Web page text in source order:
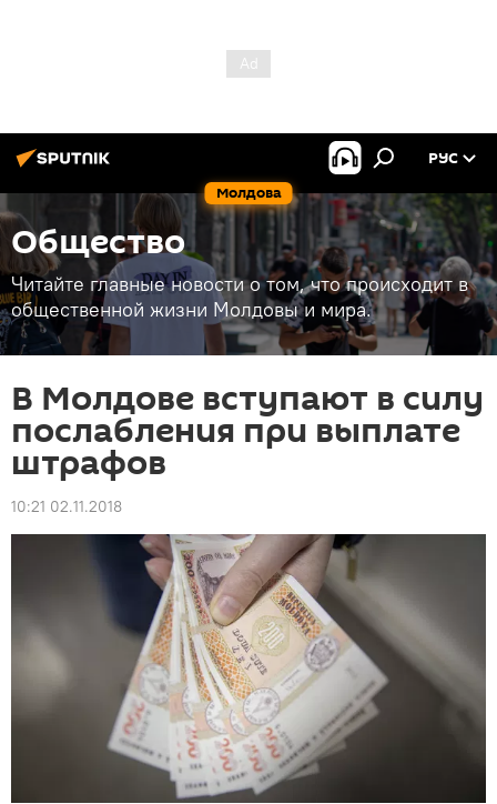
Молдова
РУС
Общество
Читайте главные новости о том, что происходит в
общественной жизни Молдовы и мира.
В Молдове вступают в силу
послабления при выплате
штрафов
10:21 02.11.2018